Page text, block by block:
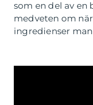
som en del av en
medveten om
ingredienser